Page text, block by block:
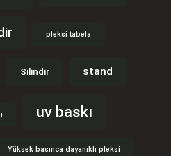
pleksi tabela
Silindir stand
uv baskı
Yüksek basınca dayanıklı pleksi